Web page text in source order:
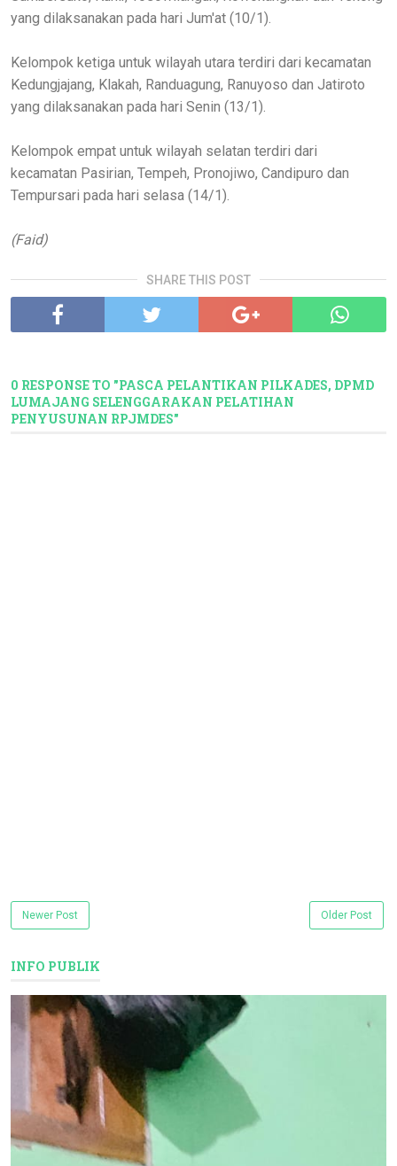
yang dilaksanakan pada hari Jum'at (10/1).
Kelompok ketiga untuk wilayah utara terdiri dari kecamatan
Kedungjajang, Klakah, Randuagung, Ranuyoso dan Jatiroto
yang dilaksanakan pada hari Senin (13/1).
Kelompok empat untuk wilayah selatan terdiri dari
kecamatan Pasirian, Tempeh, Pronojiwo, Candipuro dan
Tempursari pada hari selasa (14/1).
(Faid)
SHARE THIS POST
0 RESPONSE TO "PASCA PELANTIKAN PILKADES, DPMD
LUMAJANG SELENGGARAKAN PELATIHAN
PENYUSUNAN RPJMDES"
Newer Post Older Post
INFO PUBLIK